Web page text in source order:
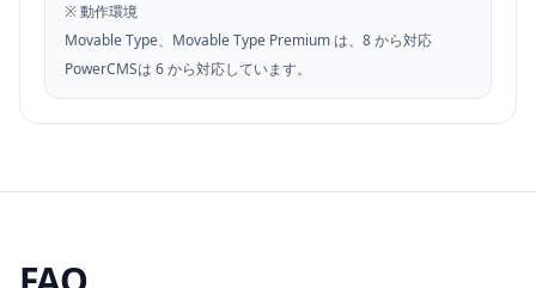
※ 動作環境
Movable Type、Movable Type Premium は、8 から対応
PowerCMSは 6 から対応しています。